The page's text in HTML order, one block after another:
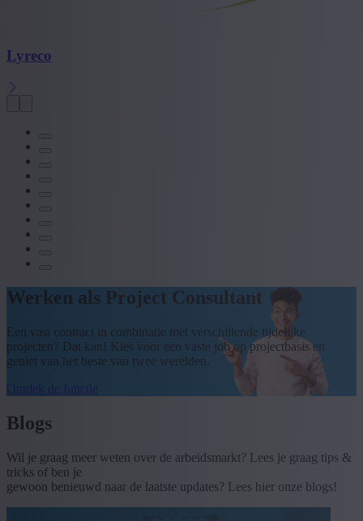
Lyreco
Werken als Project Consultant
Een vast contract in combinatie met verschillende tijdelijke
projecten? Dat kan! Kies voor een vaste job op projectbasis en
geniet van het beste van twee werelden.
Blogs
Wil je graag meer weten over de arbeidsmarkt? Lees je graag tips &
tricks of ben je
gewoon benieuwd naar de laatste updates? Lees hier onze blogs!